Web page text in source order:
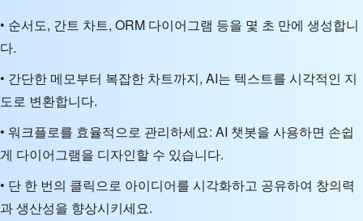
• 순서도, 간트 차트, ORM 다이어그램 등을 몇 초 만에 생성합니
다.
• 간단한 메모부터 복잡한 차트까지, AI는 텍스트를 시각적인 지
도로 변환합니다.
• 워크플로를 효율적으로 관리하세요: AI 챗봇을 사용하면 손쉽
게 다이어그램을 디자인할 수 있습니다.
• 단 한 번의 클릭으로 아이디어를 시각화하고 공유하여 창의력
과 생산성을 향상시키세요.